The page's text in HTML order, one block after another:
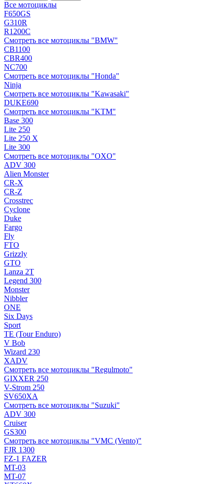
Все мотоциклы
F650GS
G310R
R1200C
Смотреть все мотоциклы "BMW"
CB1100
CBR400
NC700
Смотреть все мотоциклы "Honda"
Ninja
Смотреть все мотоциклы "Kawasaki"
DUKE690
Смотреть все мотоциклы "KTM"
Base 300
Lite 250
Lite 250 X
Lite 300
Смотреть все мотоциклы "OXO"
ADV 300
Alien Monster
CR-X
CR-Z
Crosstrec
Cyclone
Duke
Fargo
Fly
FTO
Grizzly
GTO
Lanza 2T
Legend 300
Monster
Nibbler
ONE
Six Days
Sport
TE (Tour Enduro)
V Bob
Wizard 230
XADV
Смотреть все мотоциклы "Regulmoto"
GIXXER 250
V-Strom 250
SV650XA
Смотреть все мотоциклы "Suzuki"
ADV 300
Cruiser
GS300
Смотреть все мотоциклы "VMC (Vento)"
FJR 1300
FZ-1 FAZER
MT-03
MT-07